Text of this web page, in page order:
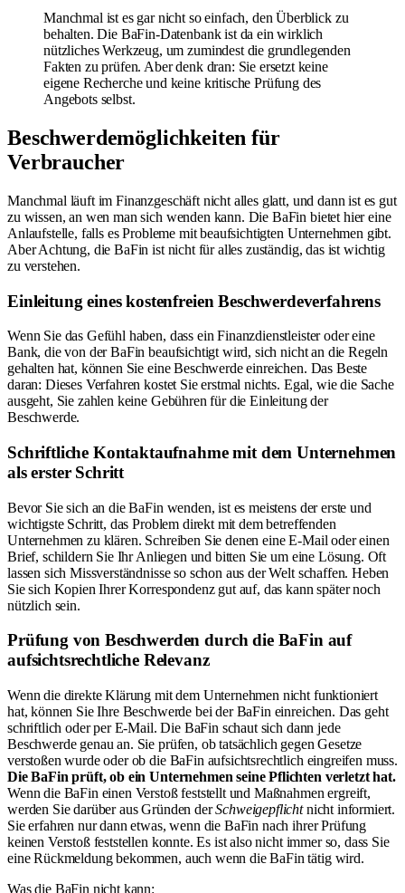
Manchmal ist es gar nicht so einfach, den Überblick zu
behalten. Die BaFin-Datenbank ist da ein wirklich
nützliches Werkzeug, um zumindest die grundlegenden
Fakten zu prüfen. Aber denk dran: Sie ersetzt keine
eigene Recherche und keine kritische Prüfung des
Angebots selbst.
Beschwerdemöglichkeiten für
Verbraucher
Manchmal läuft im Finanzgeschäft nicht alles glatt, und dann ist es gut
zu wissen, an wen man sich wenden kann. Die BaFin bietet hier eine
Anlaufstelle, falls es Probleme mit beaufsichtigten Unternehmen gibt.
Aber Achtung, die BaFin ist nicht für alles zuständig, das ist wichtig
zu verstehen.
Einleitung eines kostenfreien Beschwerdeverfahrens
Wenn Sie das Gefühl haben, dass ein Finanzdienstleister oder eine
Bank, die von der BaFin beaufsichtigt wird, sich nicht an die Regeln
gehalten hat, können Sie eine Beschwerde einreichen. Das Beste
daran: Dieses Verfahren kostet Sie erstmal nichts. Egal, wie die Sache
ausgeht, Sie zahlen keine Gebühren für die Einleitung der
Beschwerde.
Schriftliche Kontaktaufnahme mit dem Unternehmen
als erster Schritt
Bevor Sie sich an die BaFin wenden, ist es meistens der erste und
wichtigste Schritt, das Problem direkt mit dem betreffenden
Unternehmen zu klären. Schreiben Sie denen eine E-Mail oder einen
Brief, schildern Sie Ihr Anliegen und bitten Sie um eine Lösung. Oft
lassen sich Missverständnisse so schon aus der Welt schaffen. Heben
Sie sich Kopien Ihrer Korrespondenz gut auf, das kann später noch
nützlich sein.
Prüfung von Beschwerden durch die BaFin auf
aufsichtsrechtliche Relevanz
Wenn die direkte Klärung mit dem Unternehmen nicht funktioniert
hat, können Sie Ihre Beschwerde bei der BaFin einreichen. Das geht
schriftlich oder per E-Mail. Die BaFin schaut sich dann jede
Beschwerde genau an. Sie prüfen, ob tatsächlich gegen Gesetze
verstoßen wurde oder ob die BaFin aufsichtsrechtlich eingreifen muss.
Die BaFin prüft, ob ein Unternehmen seine Pflichten verletzt hat.
Wenn die BaFin einen Verstoß feststellt und Maßnahmen ergreift,
werden Sie darüber aus Gründen derSchweigepflichtnicht informiert.
Sie erfahren nur dann etwas, wenn die BaFin nach ihrer Prüfung
keinen Verstoß feststellen konnte. Es ist also nicht immer so, dass Sie
eine Rückmeldung bekommen, auch wenn die BaFin tätig wird.
Was die BaFin nicht kann: